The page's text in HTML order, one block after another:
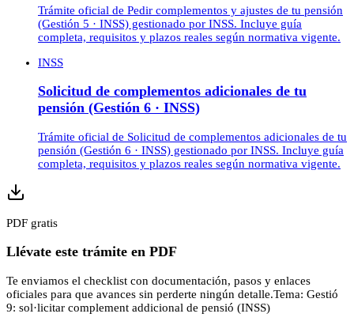
Trámite oficial de Pedir complementos y ajustes de tu pensión
(Gestión 5 · INSS) gestionado por INSS. Incluye guía
completa, requisitos y plazos reales según normativa vigente.
INSS
Solicitud de complementos adicionales de tu
pensión (Gestión 6 · INSS)
Trámite oficial de Solicitud de complementos adicionales de tu
pensión (Gestión 6 · INSS) gestionado por INSS. Incluye guía
completa, requisitos y plazos reales según normativa vigente.
PDF gratis
Llévate este trámite en PDF
Te enviamos el checklist con documentación, pasos y enlaces
oficiales para que avances sin perderte ningún detalle.Tema: Gestió
9: sol·licitar complement addicional de pensió (INSS)